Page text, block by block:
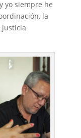
yo siempre he
la
justicia